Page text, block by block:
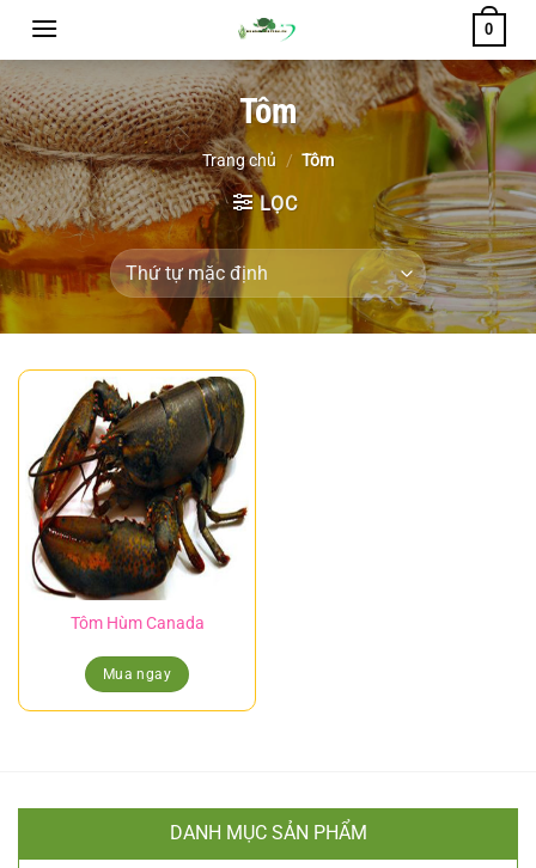
nội
dung
0
Tôm
Trang chủ / Tôm
LỌC
Tôm Hùm Canada
Mua ngay
DANH MỤC SẢN PHẨM